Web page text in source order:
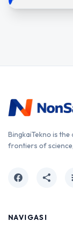
BingkaiTekno is
frontiers of
facebook share
NAVIGASI